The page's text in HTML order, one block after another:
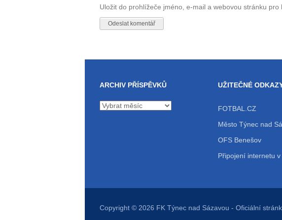
Uložit do prohlížeče jméno, e-mail a webovou stránku pro
ARCHIV PŘÍSPĚVKŮ
Archiv
UŽITEČNÉ
FOTBAL.CZ
Město Týnec nad
OFS Benešov
Připojení internetu
Copyright © 2026 FK Týnec nad Sázavou - Oficiální